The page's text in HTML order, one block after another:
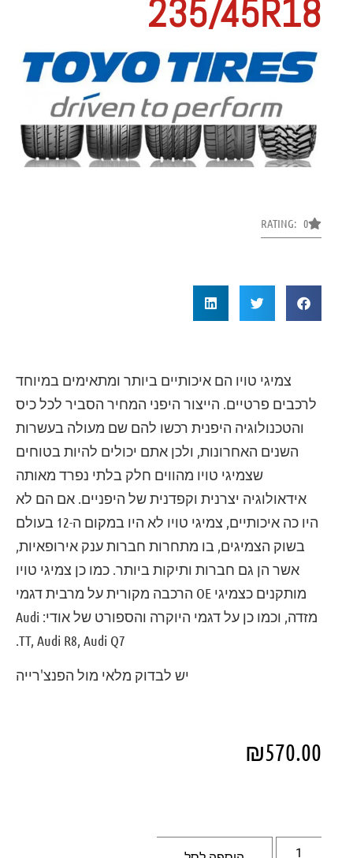
235/45R18
RATING: 0
צמיגי טויו הם איכותיים ביותר ומתאימים במיוחד
לרכבים פרטיים. הייצור היפני המחיר הסביר לכל כיס
והטכנולוגיה היפנית רכשו להם שם מעולה בעשרות
השנים האחרונות, ולכן אתם יכולים להיות בטוחים
שצמיגי טויו מהווים חלק בלתי נפרד מאותה
אידאולוגיה יצרנית וקפדנית של היפניים. אם הם לא
היו כה איכותיים, צמיגי טויו לא היו במקום ה-12 בעולם
בשוק הצמיגים, בו מתחרות חברות ענק אירופאיות,
אשר הן גם חברות ותיקות ביותר. כמו כן צמיגי טויו
מותקנים כצמיגי OE הרכבה מקורית על מרבית דגמי
מזדה, וכמו כן על דגמי היוקרה והספורט של אודי: Audi
TT, Audi R8, Audi Q7.
יש לבדוק מלאי מול הפנצ'רייה
₪570.00